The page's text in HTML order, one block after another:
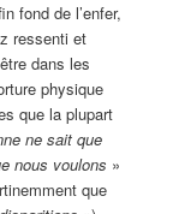
fond de l’enfer,
ressenti et
dans les
physique
que la plupart
ne sait que
nous voulons »
que